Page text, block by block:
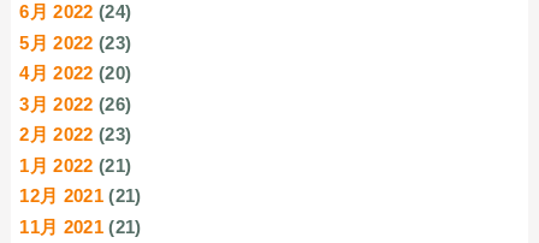
6月 2022 (24)
5月 2022 (23)
4月 2022 (20)
3月 2022 (26)
2月 2022 (23)
1月 2022 (21)
12月 2021 (21)
11月 2021 (21)